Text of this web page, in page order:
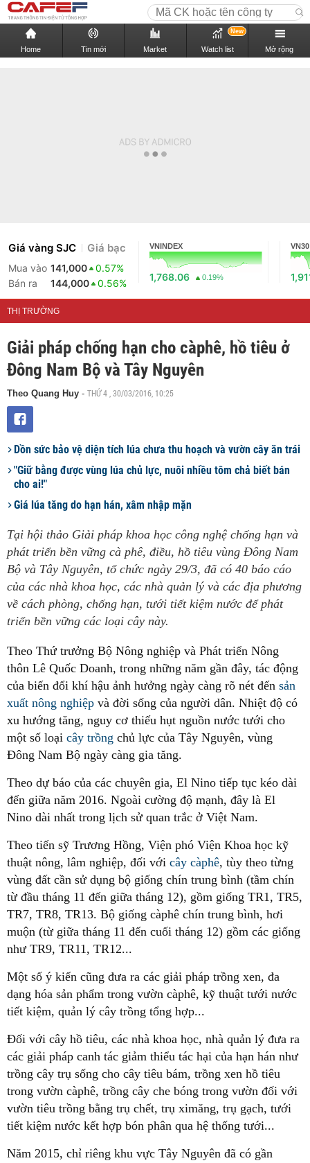
Home Tin mới Market Watch list
New
Mở rộng
Giá vàng SJC Giá bạc
Mua vào 141,000
0.57%
Bán ra
144,000 0.56%
VNINDEX
1,768.06 0.19%
VN30
THỊ TRƯỜNG
Giải pháp chống hạn cho càphê, hồ tiêu ở
Đông Nam Bộ và Tây Nguyên
Theo Quang Huy - THỨ 4 , 30/03/2016, 10:25
Dồn sức bảo vệ diện tích lúa chưa thu hoạch và vườn cây ăn trái
"Giữ bằng được vùng lúa chủ lực, nuôi nhiều tôm chả biết bán
cho ai!"
Giá lúa tăng do hạn hán, xâm nhập mặn
Tại hội thảo Giải pháp khoa học công nghệ chống hạn và
phát triển bền vững cà phê, điều, hồ tiêu vùng Đông Nam
Bộ và Tây Nguyên, tổ chức ngày 29/3, đã có 40 báo cáo
của các nhà khoa học, các nhà quản lý và các địa phương
về cách phòng, chống hạn, tưới tiết kiệm nước để phát
triển bền vững ​các loại cây này.
Theo Thứ trưởng Bộ Nông nghiệp và Phát triển Nông
thôn Lê Quốc Doanh, trong những năm gần đây, tác động
của biến đổi khí hậu ảnh hưởng ngày càng rõ nét đến sản
xuất nông nghiệp và đời sống của người dân. Nhiệt độ có
xu hướng tăng, nguy cơ thiếu hụt nguồn nước tưới cho
một số loại cây trồng chủ lực của Tây Nguyên, vùng
Đông Nam Bộ ngày càng gia tăng.
Theo dự báo của các chuyên gia, El Nino tiếp tục kéo dài
đến giữa năm 2016. Ngoài cường độ mạnh, đây là El
Nino dài nhất trong lịch sử quan trắc ở Việt Nam.
Theo tiến sỹ Trương Hồng, Viện phó Viện Khoa học kỹ
thuật nông, lâm nghiệp, đối với cây càphê, tùy theo từng
vùng đất cần sử dụng bộ giống chín trung bình (tầm chín
từ đầu tháng 11 đến giữa tháng 12), gồm giống TR1, TR5,
TR7, TR8, TR13. Bộ giống càphê chín trung bình, hơi
muộn (từ giữa tháng 11 đến cuối tháng 12) gồm các giống
như TR9, TR11, TR12...
Một số ý kiến cũng đưa ra các giải pháp trồng xen, đa
dạng hóa sản phẩm trong vườn càphê, kỹ thuật tưới nước
tiết kiệm, quản lý cây trồng tổng hợp...
Đối với cây hồ tiêu, các nhà khoa học, nhà quản lý đưa ra
các giải pháp canh tác giảm thiểu tác hại của hạn hán như
trồng cây trụ sống cho cây tiêu bám, trồng xen hồ tiêu
trong vườn càphê, trồng cây che bóng trong vườn đối với
vườn tiêu trồng bằng trụ chết, trụ ximăng, trụ gạch, tưới
tiết kiệm nước kết hợp bón phân qua hệ thống tưới...
Năm 2015, chỉ riêng khu vực Tây Nguyên đã có gần